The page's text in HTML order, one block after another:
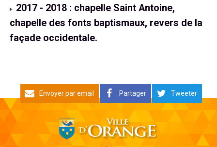
2017 - 2018 : chapelle Saint Antoine,
chapelle des fonts baptismaux, revers de la
façade occidentale.
Envoyer par email Partager Tweeter